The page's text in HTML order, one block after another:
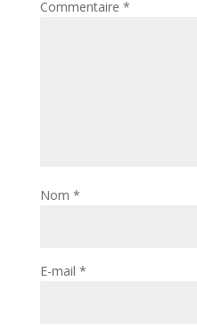
Commentaire *
Nom *
E-mail *